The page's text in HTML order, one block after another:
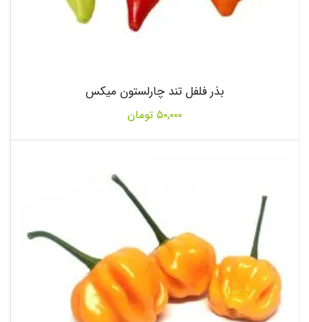
بذر فلفل تند چارلستون میکس
۵۰,۰۰۰ تومان